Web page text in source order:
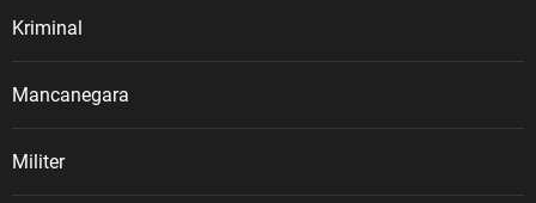
Kriminal
Mancanegara
Militer